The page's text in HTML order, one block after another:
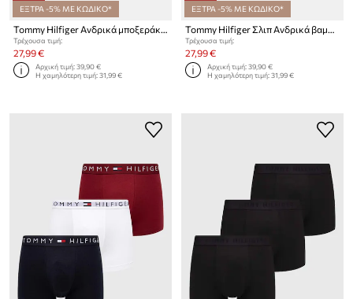
ΕΞΤΡΑ -5% ΜΕ ΚΩΔΙΚΟ*
Tommy Hilfiger Ανδρικά μποξεράκια βαμβακερά με ελαστάν 3-pack
Τρέχουσα τιμή:
27,99 €
Αρχική τιμή:39,90 €
Η χαμηλότερη τιμή:31,99 €
ΕΞΤΡΑ -5% ΜΕ ΚΩΔΙΚΟ*
Tommy Hilfiger Σλιπ Ανδρικά βαμβακερά με ελαστάν 3-pack
Τρέχουσα τιμή:
27,99 €
Αρχική τιμή:39,90 €
Η χαμηλότερη τιμή:31,99 €